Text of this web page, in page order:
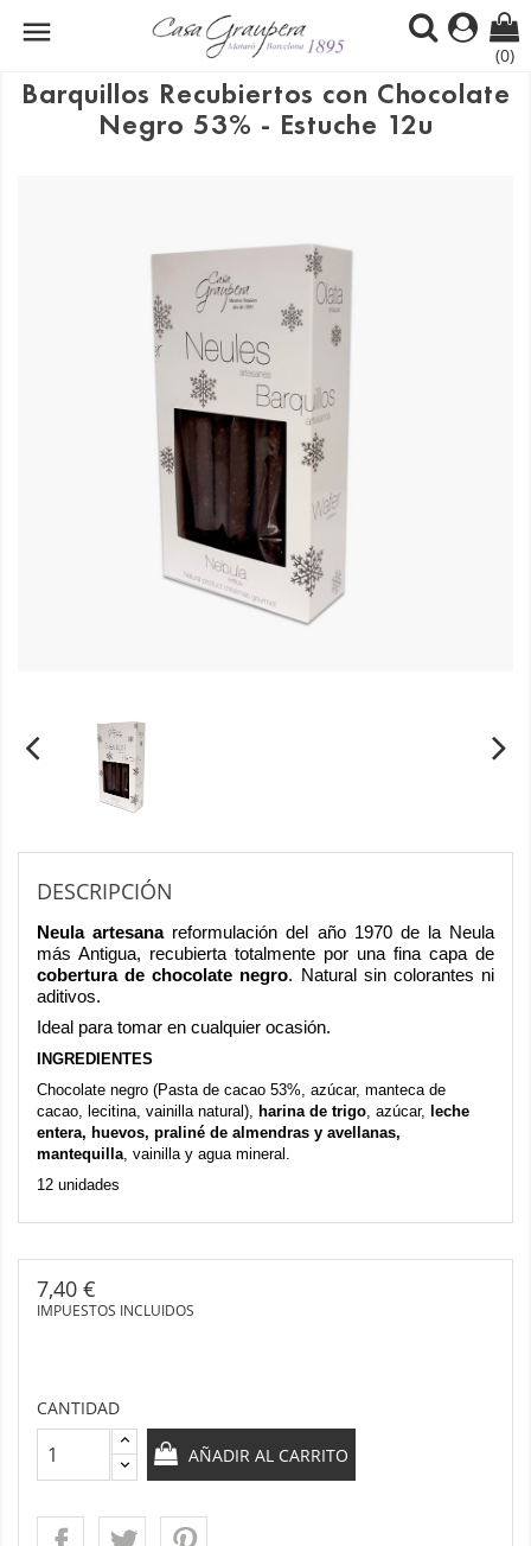

(0)
Barquillos Recubiertos con Chocolate
Negro 53% - Estuche 12u
DESCRIPCIÓN
Neula artesana reformulación del año 1970 de la Neula
más Antigua, recubierta totalmente por una fina capa de
cobertura de chocolate negro. Natural sin colorantes ni
aditivos.
Ideal para tomar en cualquier ocasión.
INGREDIENTES
Chocolate negro (Pasta de cacao 53%, azúcar, manteca de
cacao, lecitina, vainilla natural) harina de trigo , azúcar, leche
entera, huevos, praliné de almendras y avellanas,
mantequilla , vainilla y agua mineral.
12 unidades
7,40 €
IMPUESTOS INCLUIDOS
CANTIDAD
AÑADIR AL CARRITO